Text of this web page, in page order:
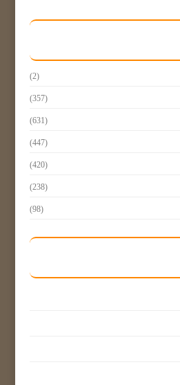
(2)
(357)
(631)
(447)
(420)
(238)
(98)